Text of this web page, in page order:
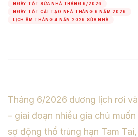
NGÀY TỐT SỬA NHÀ THÁNG 6/2026
NGÀY TỐT CẢI TẠO NHÀ THÁNG 6 NĂM 2026
LỊCH ÂM THÁNG 4 NĂM 2026 SỬA NHÀ
Tháng 6/2026 dương lịch rơi
– giai đoạn nhiều gia chủ
sợ động thổ trúng hạn Tam